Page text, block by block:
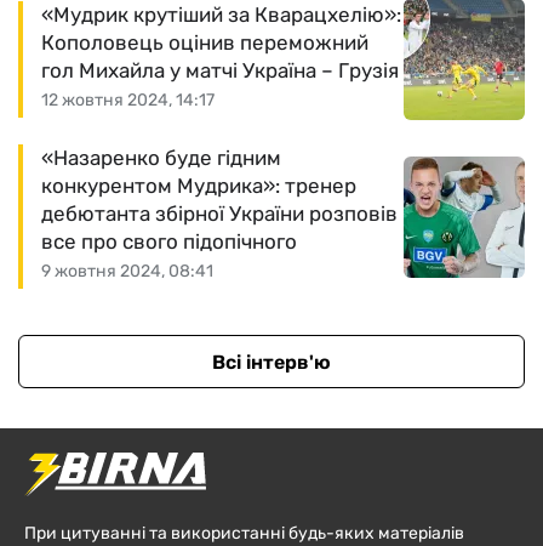
12 жовтня 2024, 14:17
«Мудрик крутіший за Кварацхелію»:
Кополовець оцінив переможний
гол Михайла у матчі Україна – Грузія
9 жовтня 2024, 08:41
«Назаренко буде гідним
конкурентом Мудрика»: тренер
дебютанта збірної України розповів
все про свого підопічного
Всі інтерв'ю
При цитуванні та використанні будь-яких матеріалів